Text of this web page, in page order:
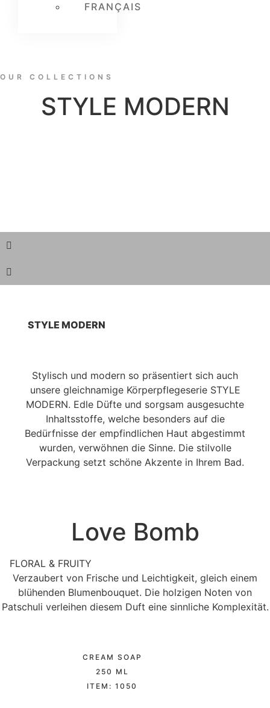
FRANÇAIS
OUR COLLECTIONS
STYLE MODERN
STYLE MODERN
Stylisch und modern so präsentiert sich auch
unsere gleichnamige Körperpflegeserie STYLE
MODERN. Edle Düfte und sorgsam ausgesuchte
Inhaltsstoffe, welche besonders auf die
Bedürfnisse der empfindlichen Haut abgestimmt
wurden, verwöhnen die Sinne. Die stilvolle
Verpackung setzt schöne Akzente in Ihrem Bad.
Love Bomb
FLORAL & FRUITY
Verzaubert von Frische und Leichtigkeit, gleich einem
blühenden Blumenbouquet. Die holzigen Noten von
Patschuli verleihen diesem Duft eine sinnliche Komplexität.
CREAM SOAP
250 ML
ITEM: 1050